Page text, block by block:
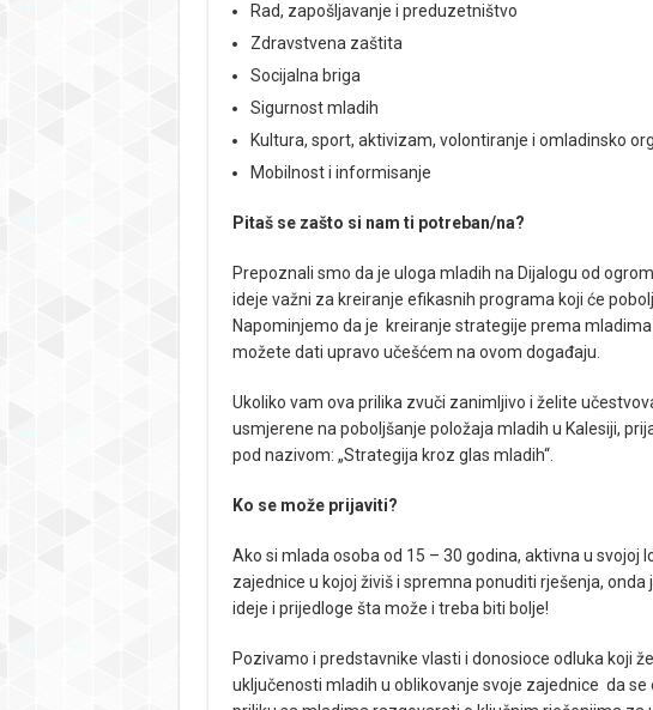
Rad, zapošljavanje i preduzetništvo
Zdravstvena zaštita
Socijalna briga
Sigurnost mladih
Kultura, sport, aktivizam, volontiranje i omladinsko
Mobilnost i informisanje
Pitaš se zašto si nam ti potreban/na?
Prepoznali smo da je uloga mladih na Dijalogu od
ideje važni za kreiranje efikasnih programa koji će
Napominjemo da je kreiranje strategije prema
možete dati upravo učešćem na ovom događaju.
Ukoliko vam ova prilika zvuči zanimljivo i želite
usmjerene na poboljšanje položaja mladih u Kalesiji,
pod nazivom: „Strategija kroz glas mladih“.
Ko se može prijaviti?
Ako si mlada osoba od 15 – 30 godina, aktivna u svojoj
zajednice u kojoj živiš i spremna ponuditi rješenja,
ideje i prijedloge šta može i treba biti bolje!
Pozivamo i predstavnike vlasti i donosioce odluka koji
uključenosti mladih u oblikovanje svoje zajednice da